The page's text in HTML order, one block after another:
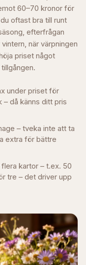
60–70 kronor för
oftast bra till runt
efterfrågan
när värpningen
priset något
under priset för
– då känns ditt pris
– tveka inte att ta
extra för bättre
kartor – t.ex. 50
tre – det driver upp